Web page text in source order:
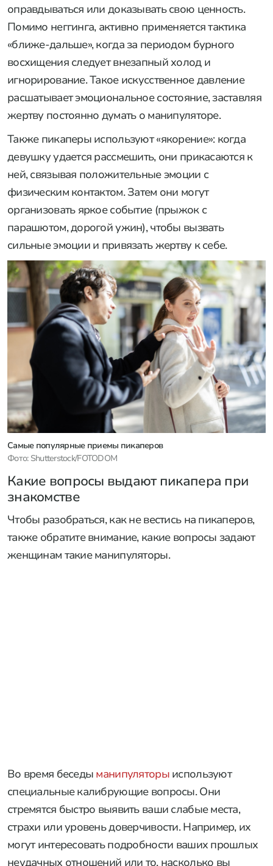
оправдываться или доказывать свою ценность.
Помимо неггинга, активно применяется тактика
«ближе-дальше», когда за периодом бурного
восхищения следует внезапный холод и
игнорирование. Такое искусственное давление
расшатывает эмоциональное состояние, заставляя
жертву постоянно думать о манипуляторе.
Также пикаперы используют «якорение»: когда
девушку удается рассмешить, они прикасаются к
ней, связывая положительные эмоции с
физическим контактом. Затем они могут
организовать яркое событие (прыжок с
парашютом, дорогой ужин), чтобы вызвать
сильные эмоции и привязать жертву к себе.
Самые популярные приемы пикаперов
Фото: Shutterstock/FOTODOM
Какие вопросы выдают пикапера при
знакомстве
Чтобы разобраться, как не вестись на пикаперов,
также обратите внимание, какие вопросы задают
женщинам такие манипуляторы.
Во время беседы манипуляторыиспользуют
специальные калибрующие вопросы. Они
стремятся быстро выявить ваши слабые места,
страхи или уровень доверчивости. Например, их
могут интересовать подробности ваших прошлых
неудачных отношений или то, насколько вы